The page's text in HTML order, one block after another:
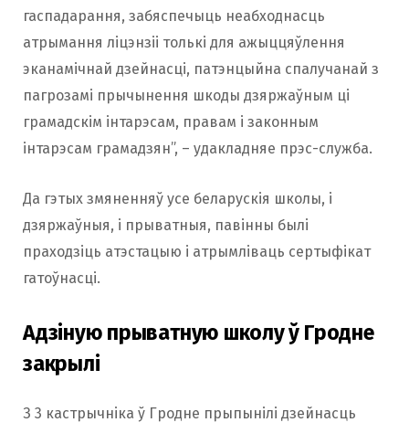
гаспадарання, забяспечыць неабходнасць
атрымання ліцэнзіі толькі для ажыццяўлення
эканамічнай дзейнасці, патэнцыйна спалучанай з
пагрозамі прычынення шкоды дзяржаўным ці
грамадскім інтарэсам, правам і законным
інтарэсам грамадзян”, – удакладняе прэс-служба.
Да гэтых змяненняў усе беларускія школы, і
дзяржаўныя, і прыватныя, павінны былі
праходзіць атэстацыю і атрымліваць сертыфікат
гатоўнасці.
Адзіную прыватную школу ў Гродне
закрылі
З 3 кастрычніка ў Гродне прыпынілі дзейнасць